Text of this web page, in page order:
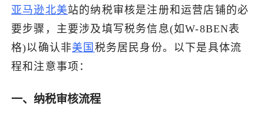
跨境报告
出海导航
出海交流群
亚马逊北美站的纳税审核是注册和运营店铺的必
要步骤，主要涉及填写税务信息(如W-8BEN表
格)以确认非美国 税务居民身份。以下是具体流
程和注意事项：
一、纳税审核流程